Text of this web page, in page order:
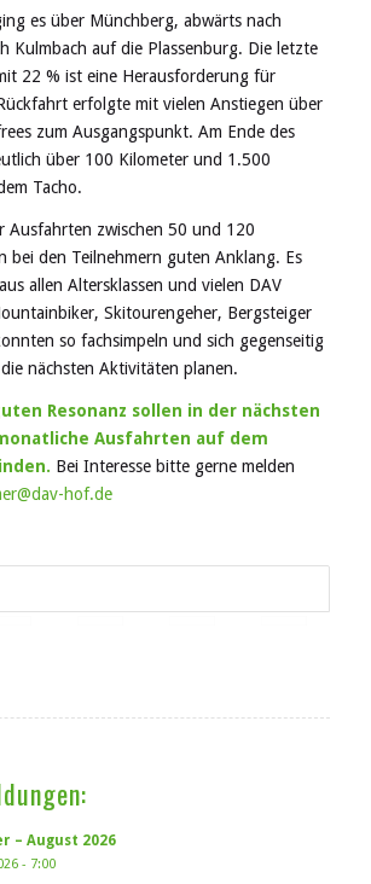
es über Münchberg, abwärts nach
Kulmbach auf die Plassenburg. Die letzte
22 % ist eine Herausforderung für
erfolgte mit vielen Anstiegen über
zum Ausgangspunkt. Am Ende des
über 100 Kilometer und 1.500
Tacho.
Ausfahrten zwischen 50 und 120
bei den Teilnehmern guten Anklang. Es
allen Altersklassen und vielen DAV
Skitourengeher, Bergsteiger
so fachsimpeln und sich gegenseitig
nächsten Aktivitäten planen.
Resonanz sollen in der nächsten
Ausfahrten auf dem
Bei Interesse bitte gerne melden
hof.de
– August 2026
- 7:00